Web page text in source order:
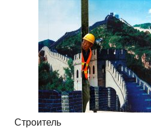
Строитель